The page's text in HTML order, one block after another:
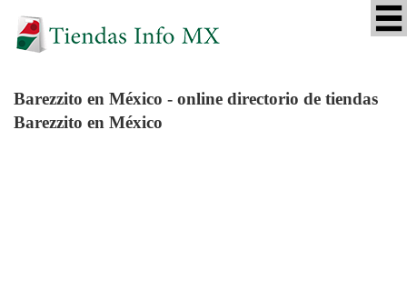
Barezzito en México - online directorio de tiendas
Barezzito en México